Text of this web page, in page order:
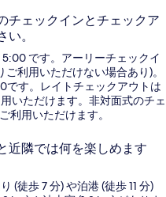
チェックインとチェックア
。
です。アーリーチェックイ
利用いただけない場合あり)。
です。レイトチェックアウトは
いただけます。非対面式のチェ
利用いただけます。
近隣では何を楽しめます
(徒歩 7 分) や泊港 (徒歩 11 分)